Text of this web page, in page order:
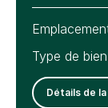
Type de
Détails de